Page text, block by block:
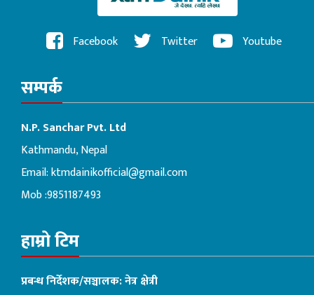
Facebook Twitter Youtube
सम्पर्क
N.P. Sanchar Pvt. Ltd
Kathmandu, Nepal
Email:ktmdainikofficial@gmail.com
Mob :9851187493
हाम्रो टिम
प्रबन्ध निर्देशक/सञ्चालक: नेत्र क्षेत्री